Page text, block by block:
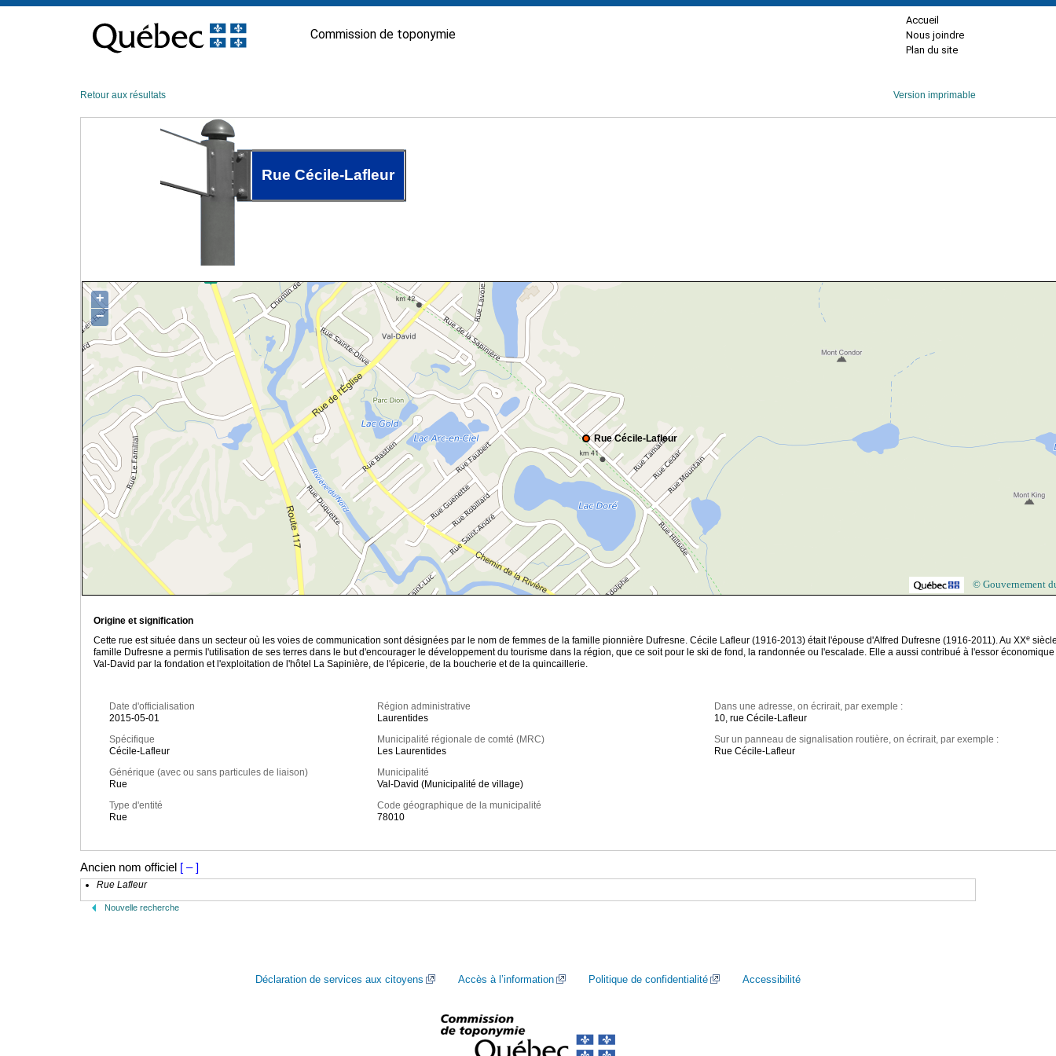
contenu
Commission de toponymie
Accueil
Nous joindre
Plan du site
Retour aux résultats Version imprimable
Rue Cécile-Lafleur
Rue Cécile-Lafleur
+
−
© Gouvernement
Origine et signification
Cette rue est située dans un secteur où les voies de communication sont désignées par le nom de femmes de la famille pionnière Dufresne. Cécile Lafleur (1916-2013) était l'épouse d'Alfred Dufresne (1916-2011). Au XXe
famille Dufresne a permis l'utilisation de ses terres dans le but d'encourager le développement du tourisme dans la région, que ce soit pour le ski de fond, la randonnée ou l'escalade. Elle a aussi contribué à l'essor
Val-David par la fondation et l'exploitation de l'hôtel La Sapinière, de l'épicerie, de la boucherie et de la quincaillerie.
Date d'officialisation
2015-05-01
Spécifique
Cécile-Lafleur
Générique (avec ou sans particules de liaison)
Rue
Type d'entité
Rue
Région administrative
Laurentides
Municipalité régionale de comté (MRC)
Les Laurentides
Municipalité
Val-David (Municipalité de village)
Code géographique de la municipalité
78010
Dans une adresse, on écrirait, par exemple :
10, rue Cécile-Lafleur
Sur un panneau de signalisation routière, on écrirait, par exemple :
Rue Cécile-Lafleur
Ancien nom officiel [ – ]
Rue Lafleur
Nouvelle recherche
Déclaration de services aux citoyens Accès à l’information Politique de confidentialité Accessibilité